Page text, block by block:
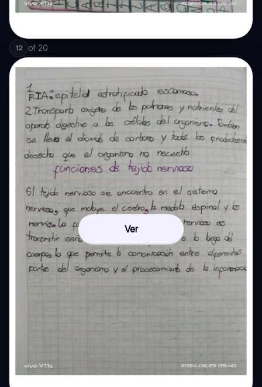
12 of 20
Ver